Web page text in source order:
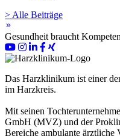
> Alle Beiträge
keyboard_double_arrow_right
Gesundheit braucht
Das Harzklinikum ist einer
im Harzkreis.
Mit seinen
GmbH (MVZ) und der
Bereiche ambulante ärztliche